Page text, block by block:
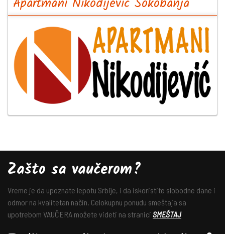
Zašto sa vaučerom?
Vreme je da upoznate lepotu Srbije, i da iskoristite slobodne dane i
odmor na kvalitetan način. Celokupnu ponudu smeštaja sa
upotrebom VAUČERA možete videti na stranici SMEŠTAJ